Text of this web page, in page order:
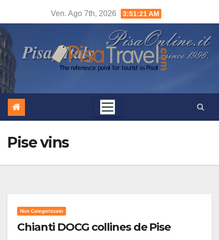
contenuto
Ven. Ago 7th, 2026 3:51:21 AM
Pise vins
Non Categorizzato
Chianti DOCG collines de Pise